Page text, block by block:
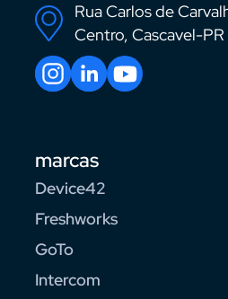
Rua Carlos de
Centro, Cascavel-PR
marcas
Device42
Freshworks
GoTo
Intercom